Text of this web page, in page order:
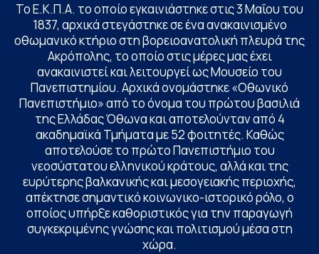
Το Ε.Κ.Π.Α. το οποίο εγκαινιάστηκε στις 3 Μαΐου του
1837, αρχικά στεγάστηκε σε ένα ανακαινισμένο
οθωμανικό κτήριο στη βορειοανατολική πλευρά της
Ακρόπολης, το οποίο στις μέρες μας έχει
ανακαινιστεί και λειτουργεί ως Μουσείο του
Πανεπιστημίου. Αρχικά ονομάστηκε «Οθωνικό
Πανεπιστήμιο» από το όνομα του πρώτου βασιλιά
της Ελλάδας Όθωνα και αποτελούνταν από 4
ακαδημαϊκά Τμήματα με 52 φοιτητές. Καθώς
αποτελούσε το πρώτο Πανεπιστήμιο του
νεοσύστατου ελληνικού κράτους, αλλά και της
ευρύτερης βαλκανικής και μεσογειακής περιοχής,
απέκτησε σημαντικό κοινωνικο-ιστορικό ρόλο, ο
οποίος υπήρξε καθοριστικός για την παραγωγή
συγκεκριμένης γνώσης και πολιτισμού μέσα στη
χώρα.